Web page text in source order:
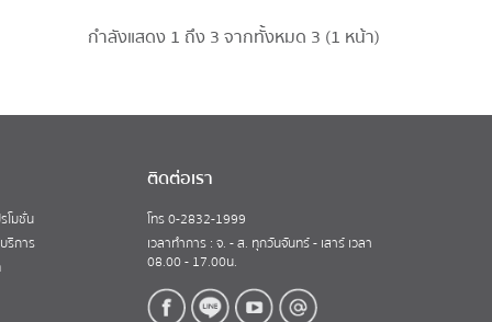
กำลังแสดง 1 ถึง 3 จากทั้งหมด 3 (1 หน้า)
โมชั่น
ริการ
ติดต่อเรา
โทร 0-2832-1999
เวลาทำการ : จ. - ส. ทุกวันจันทร์ - เสาร์ เวลา
08.00 - 17.00น.